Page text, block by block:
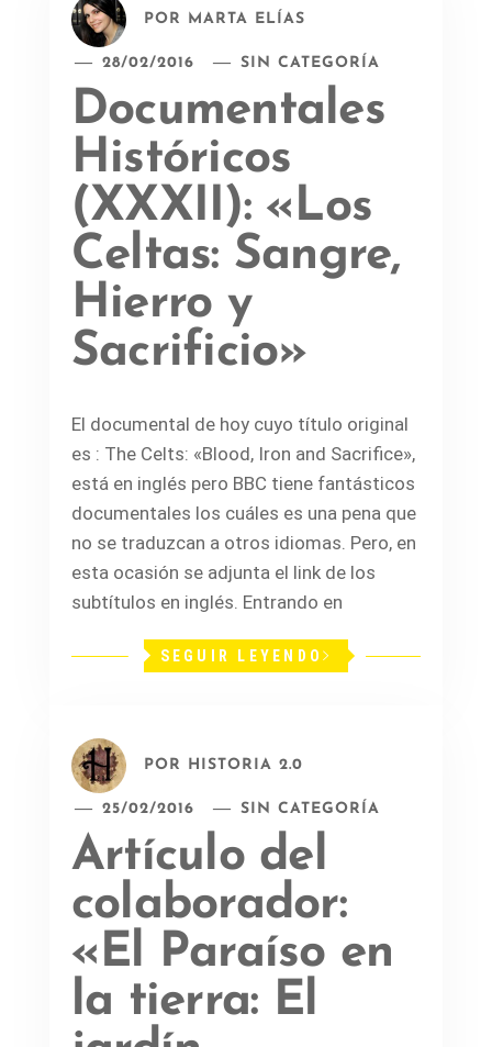
POR MARTA ELÍAS
28/02/2016 SIN CATEGORÍA
Documentales
Históricos
(XXXII): «Los
Celtas: Sangre,
Hierro y
Sacrificio»
El documental de hoy cuyo título original
es : The Celts: «Blood, Iron and Sacrifice»,
está en inglés pero BBC tiene fantásticos
documentales los cuáles es una pena que
no se traduzcan a otros idiomas. Pero, en
esta ocasión se adjunta el link de los
subtítulos en inglés. Entrando en
SEGUIR LEYENDO
POR HISTORIA 2.0
25/02/2016 SIN CATEGORÍA
Artículo del
colaborador:
«El Paraíso en
la tierra: El